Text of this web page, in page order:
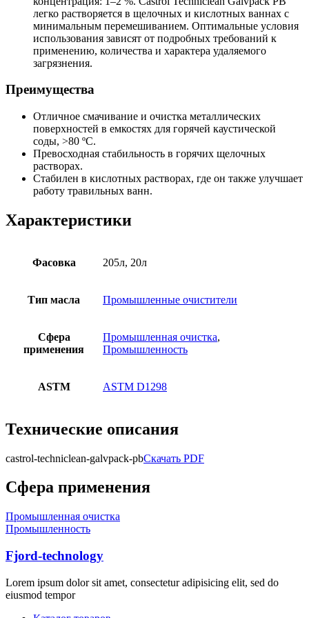
легко растворяется в щелочных и кислотных ваннах с
минимальным перемешиванием. Оптимальные условия
использования зависят от подробных требований к
применению, количества и характера удаляемого
загрязнения.
Преимущества
Отличное смачивание и очистка металлических
поверхностей в емкостях для горячей каустической
соды, >80 ºC.
Превосходная стабильность в горячих щелочных
растворах.
Стабилен в кислотных растворах, где он также улучшает
работу травильных ванн.
Характеристики
Фасовка 205л, 20л
Тип масла Промышленные очистители
Сфера
применения
Промышленная очистка,
Промышленность
ASTM ASTM D1298
Технические описания
castrol-techniclean-galvpack-pbСкачать PDF
Сфера применения
Промышленная очистка
Промышленность
Fjord-technology
Lorem ipsum dolor sit amet, consectetur adipisicing elit, sed do
eiusmod tempor